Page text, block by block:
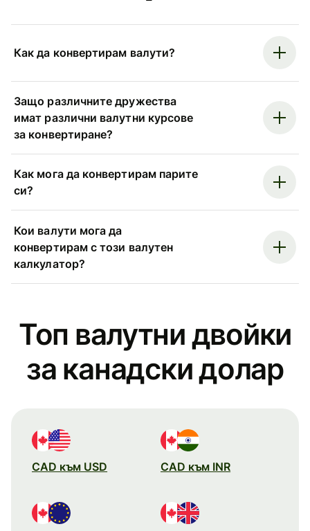
Как да конвертирам валути?
Защо различните дружества
имат различни валутни курсове
за конвертиране?
Как мога да конвертирам парите
си?
Кои валути мога да
конвертирам с този валутен
калкулатор?
Топ валутни двойки
за канадски долар
CAD към USD CAD към INR